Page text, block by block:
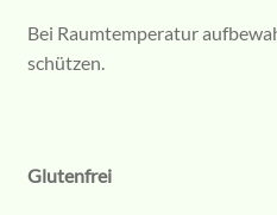
Bei Raumtemperatur
schützen.
Glutenfrei